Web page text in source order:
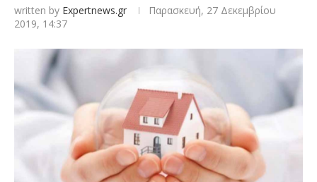
written by Expertnews.gr
Παρασκευή, 27 Δεκεμβρίου
2019, 14:37